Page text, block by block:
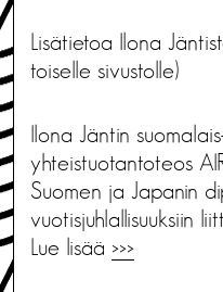
Lisätietoa Ilona
toiselle sivustolle)
Ilona Jäntin
yhteistuotantoteos
Suomen ja Japanin
vuotisjuhlallisuuksiin
Lue lisää >>>